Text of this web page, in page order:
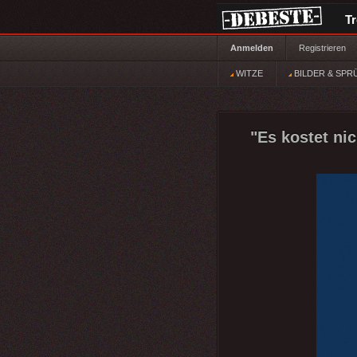
Anmelden Registrieren
WITZE BILDER &
"Es kostet